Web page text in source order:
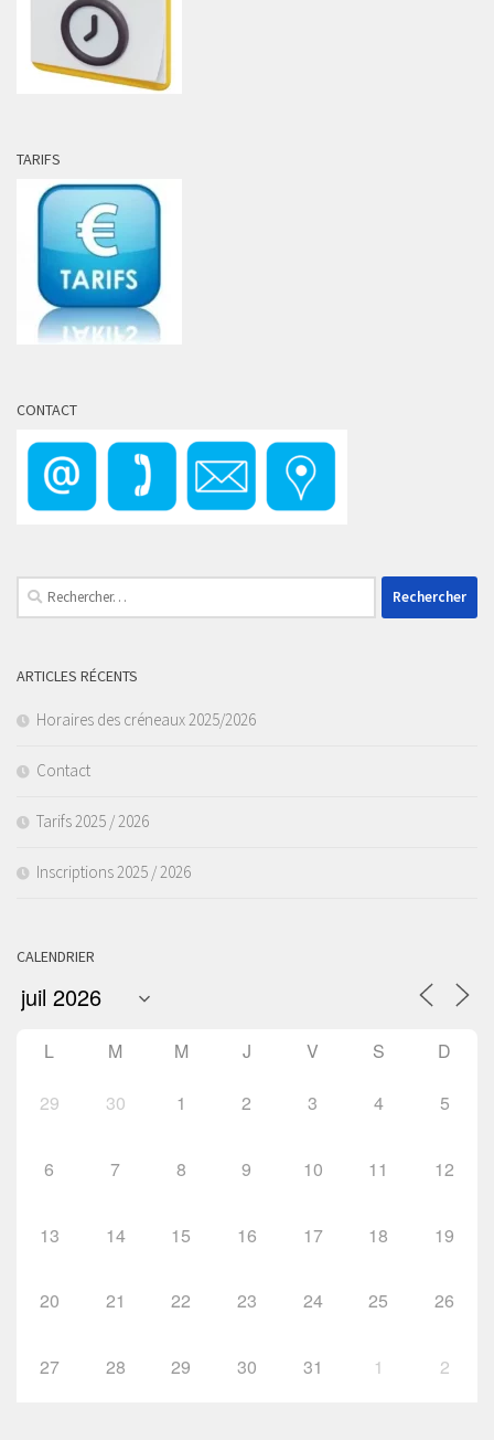
TARIFS
CONTACT
Rechercher :
ARTICLES RÉCENTS
Horaires des créneaux 2025/2026
Contact
Tarifs 2025 / 2026
Inscriptions 2025 / 2026
CALENDRIER
L M M J V S D
29 30 1 2 3 4 5
6 7 8 9 10 11 12
13 14 15 16 17 18 19
20 21 22 23 24 25 26
27 28 29 30 31 1 2